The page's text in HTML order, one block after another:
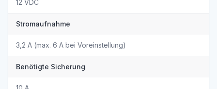
12 VDC
Stromaufnahme
3,2 A (max. 6 A bei Voreinstellung)
Benötigte Sicherung